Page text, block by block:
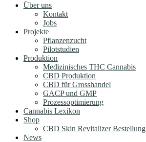
Über uns
Kontakt
Jobs
Projekte
Pflanzenzucht
Pilotstudien
Produktion
Medizinisches THC Cannabis
CBD Produktion
CBD für Grosshandel
GACP und GMP
Prozessoptimierung
Cannabis Lexikon
Shop
CBD Skin Revitalizer Bestellung
News